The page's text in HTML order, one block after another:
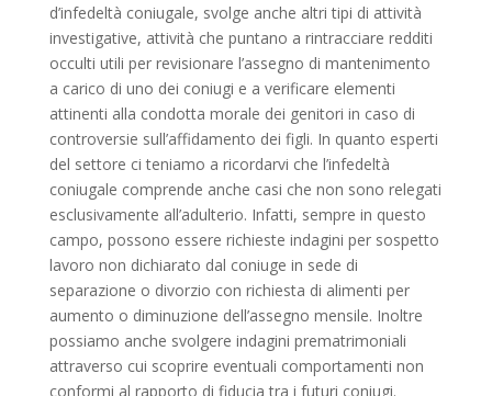
d’infedeltà coniugale, svolge anche altri tipi di attività
investigative, attività che puntano a rintracciare redditi
occulti utili per revisionare l’assegno di mantenimento
a carico di uno dei coniugi e a verificare elementi
attinenti alla condotta morale dei genitori in caso di
controversie sull’affidamento dei figli. In quanto esperti
del settore ci teniamo a ricordarvi che l’infedeltà
coniugale comprende anche casi che non sono relegati
esclusivamente all’adulterio. Infatti, sempre in questo
campo, possono essere richieste indagini per sospetto
lavoro non dichiarato dal coniuge in sede di
separazione o divorzio con richiesta di alimenti per
aumento o diminuzione dell’assegno mensile. Inoltre
possiamo anche svolgere indagini prematrimoniali
attraverso cui scoprire eventuali comportamenti non
conformi al rapporto di fiducia tra i futuri coniugi.